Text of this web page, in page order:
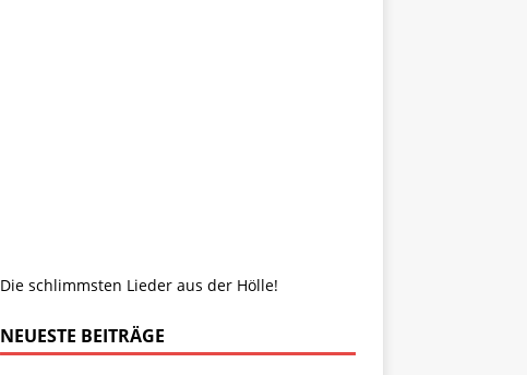
Die schlimmsten Lieder aus der Hölle!
NEUESTE BEITRÄGE